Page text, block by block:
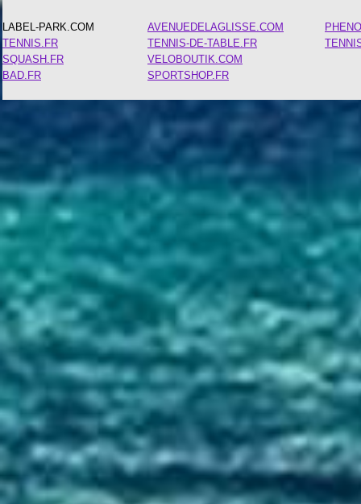
LABEL-PARK.COM
TENNIS.FR
SQUASH.FR
BAD.FR
AVENUEDELAGLISSE.COM
TENNIS-DE-TABLE.FR
VELOBOUTIK.COM
SPORTSHOP.FR